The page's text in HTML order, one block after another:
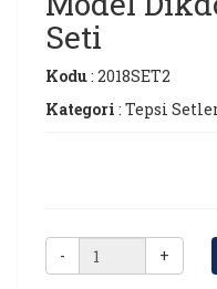
Seti
Kodu: 2018SET2
Kategori : Tepsi
- +